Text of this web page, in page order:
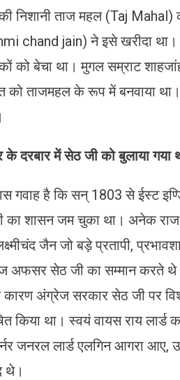
निशानी ताज महल (Taj
chand jain) ने इसे खरीदा
को बेचा था। मुगल सम्राट
को ताजमहल के रूप में बनवाया
के दरबार में सेठ जी को बुलाया गया
गवाह है कि सन् 1803 से ईस्ट
का शासन जम चुका था। अनेक
जैन जो बड़े प्रतापी,
अफसर सेठ जी का सम्मान करते
अंग्रेज सरकार सेठ जी पर
किया था। स्वयं वायस राय
जनरल लार्ड एलगिन आगरा आए,
थे।